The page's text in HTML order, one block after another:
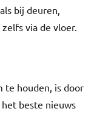
bij deuren,
via de vloer.
te houden, is door
beste nieuws